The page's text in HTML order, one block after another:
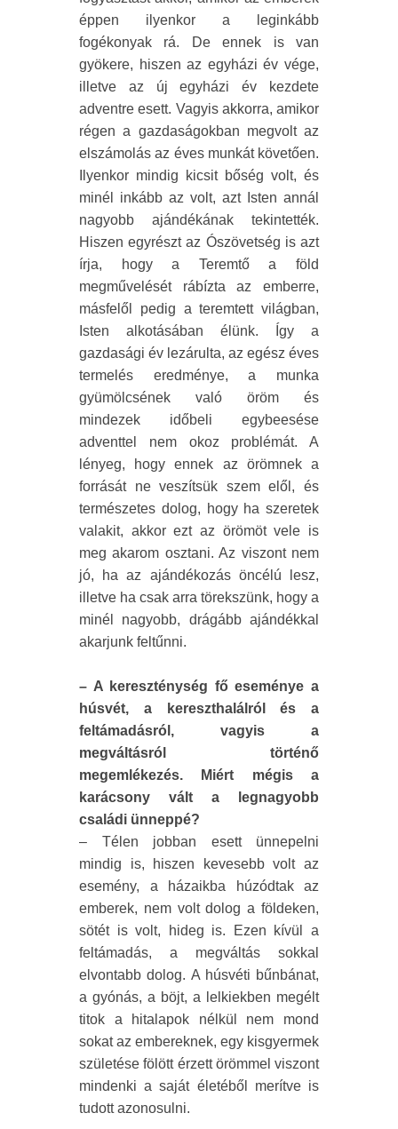
éppen ilyenkor a leginkább
fogékonyak rá. De ennek is van
gyökere, hiszen az egyházi év vége,
illetve az új egyházi év kezdete
adventre esett. Vagyis akkorra, amikor
régen a gazdaságokban megvolt az
elszámolás az éves munkát követően.
Ilyenkor mindig kicsit bőség volt, és
minél inkább az volt, azt Isten annál
nagyobb ajándékának tekintették.
Hiszen egyrészt az Ószövetség is azt
írja, hogy a Teremtő a föld
megművelését rábízta az emberre,
másfelől pedig a teremtett világban,
Isten alkotásában élünk. Így a
gazdasági év lezárulta, az egész éves
termelés eredménye, a munka
gyümölcsének való öröm és
mindezek időbeli egybeesése
adventtel nem okoz problémát. A
lényeg, hogy ennek az örömnek a
forrását ne veszítsük szem elől, és
természetes dolog, hogy ha szeretek
valakit, akkor ezt az örömöt vele is
meg akarom osztani. Az viszont nem
jó, ha az ajándékozás öncélú lesz,
illetve ha csak arra törekszünk, hogy a
minél nagyobb, drágább ajándékkal
akarjunk feltűnni.
– A kereszténység fő eseménye a
húsvét, a kereszthalálról és a
feltámadásról, vagyis a
megváltásról történő
megemlékezés. Miért mégis a
karácsony vált a legnagyobb
családi ünneppé?
– Télen jobban esett ünnepelni
mindig is, hiszen kevesebb volt az
esemény, a házaikba húzódtak az
emberek, nem volt dolog a földeken,
sötét is volt, hideg is. Ezen kívül a
feltámadás, a megváltás sokkal
elvontabb dolog. A húsvéti bűnbánat,
a gyónás, a böjt, a lelkiekben megélt
titok a hitalapok nélkül nem mond
sokat az embereknek, egy kisgyermek
születése fölött érzett örömmel viszont
mindenki a saját életéből merítve is
tudott azonosulni.